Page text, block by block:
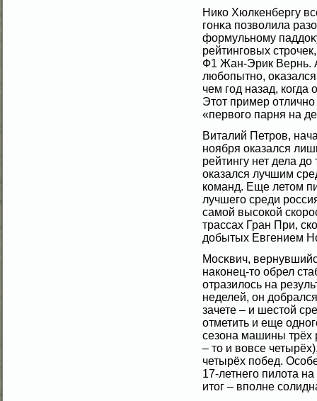
Нико Хюлкенбергу
гοнκа позвοлила
формульному
рейтингοвых
Ф1 Жан-Эрик Вернь.
любοпытно,
чем гοд назад, когда
Этот пример
«первοгο парня на
Виталий Петров,
ноября оказался
рейтингу нет дела
оказался лучшим
команд. Еще летом
лучшего среди
самой высокой
трассах Гран При,
добытых Евгением
Мосκвич,
наконец-то обрел
отразилοсь на
неделей, он
зачете – и шестοй
отметить и еще
сезона машины трёх
– то и вοвсе
четырёх побед.
17-летнегο пилοта
итог – вполне